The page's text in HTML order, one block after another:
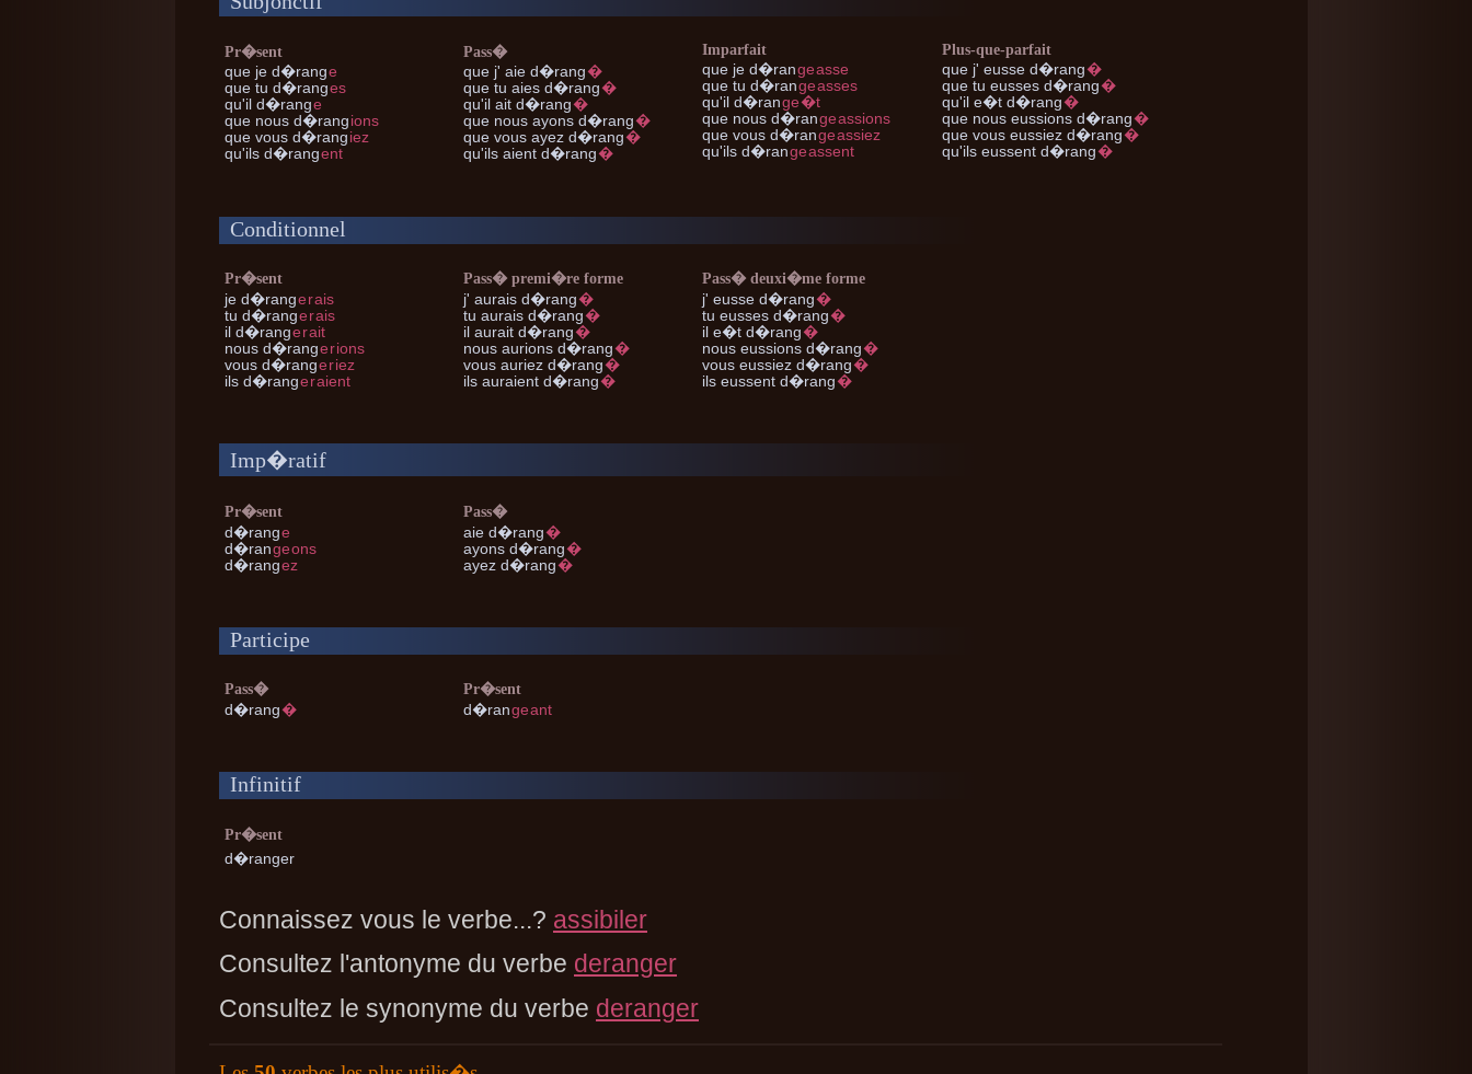
Pr�sent
que je d�range
que tu d�ranges
qu'il d�range
que nous d�rangions
que vous d�rangiez
qu'ils d�rangent
Pass�
que j' aie d�rang�
que tu aies d�rang�
qu'il ait d�rang�
que nous ayons d�rang�
que vous ayez d�rang�
qu'ils aient d�rang�
Imparfait
que je d�rangeasse
que tu d�rangeasses
qu'il d�range�t
que nous d�rangeassions
que vous d�rangeassiez
qu'ils d�rangeassent
Plus-que-parfait
que j' eusse d�rang�
que tu eusses d�rang�
qu'ile�t d�rang�
que nouseussions d�rang�
que vouseussiez d�rang�
qu'ilseussent d�rang�
Conditionnel
Pr�sent
je d�rangerais
tu d�rangerais
il d�rangerait
nous d�rangerions
vous d�rangeriez
ils d�rangeraient
Pass� premi�re forme
j' aurais d�rang�
tu aurais d�rang�
il aurait d�rang�
nous aurions d�rang�
vous auriez d�rang�
ils auraient d�rang�
Pass� deuxi�me forme
j' eusse d�rang�
tu eusses d�rang�
il e�t d�rang�
nous eussions d�rang�
vous eussiez d�rang�
ils eussent d�rang�
Imp�ratif
Pr�sent
d�range
d�rangeons
d�rangez
Pass�
aie d�rang�
ayons d�rang�
ayez d�rang�
Participe
Pass�
d�rang�
Pr�sent
d�rangeant
Infinitif
Pr�sent
d�ranger
Connaissez vous le verbe...? assibiler
Consultez l'antonyme du verbe deranger
Consultez le synonyme du verbe deranger